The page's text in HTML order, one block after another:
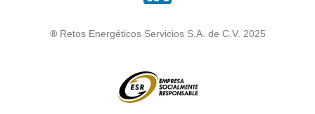
® Retos Energéticos Servicios S.A. de C.V. 2025